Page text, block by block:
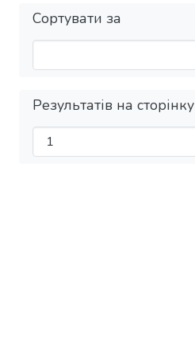
Сортувати за
Результатів на сторінку